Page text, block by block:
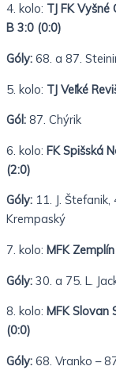
4. kolo: TJ FK
B 3:0 (0:0)
Góly: 68. a 87.
5. kolo: TJ Veľké
Gól: 87. Chýrik
6. kolo: FK Spišská
(2:0)
Góly: 11. J.
Krempaský
7. kolo: MFK
Góly: 30. a 75. L.
8. kolo: MFK Slovan
(0:0)
Góly: 68. Vranko –